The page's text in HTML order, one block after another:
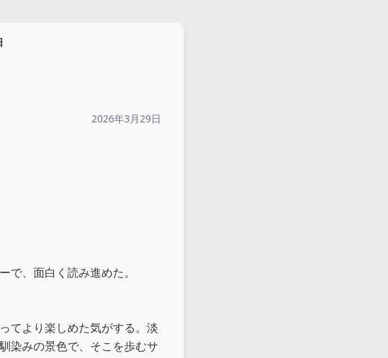
2026年3月29日
で、面白く読み進めた。
てより楽しめた気がする。淡
染みの景色で、そこを歩むサ